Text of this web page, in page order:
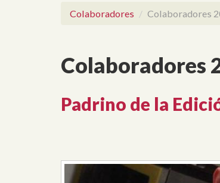
Colaboradores Colaboradores
Colaboradores
Padrino de la